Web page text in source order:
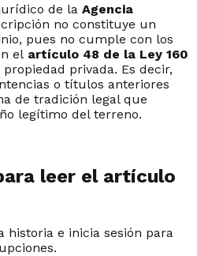
de la Agencia
no constituye un
pues no cumple con los
el artículo 48 de la Ley 160
privada. Es decir,
o títulos anteriores
de tradición legal que
legítimo del terreno.
leer el artículo
historia e inicia sesión para